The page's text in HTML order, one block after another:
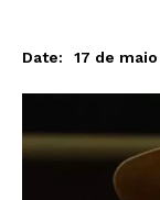
Date:
17 de